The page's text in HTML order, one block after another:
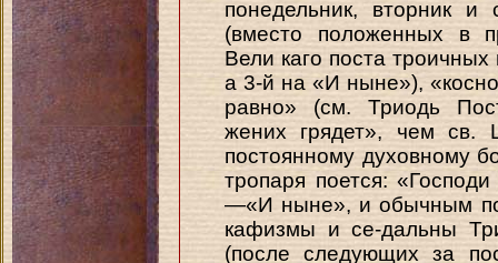
понедельник, вторник и
(вместо положенных в
Вели каго поста
а 3-й на «И ныне»),
равно» (см. Триодь
жених грядет», чем св.
постоянному духовному
тропаря поется:
—«И ныне», и обычным
кафизмы и се-дальны
(после следующих за